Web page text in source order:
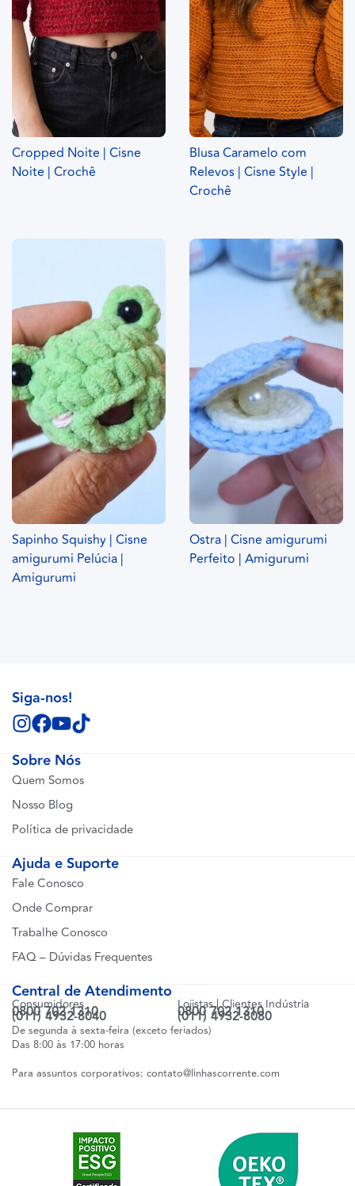
Cropped Noite | Cisne
Noite | Crochê
Blusa Caramelo com
Relevos | Cisne Style |
Crochê
Sapinho Squishy | Cisne
amigurumi Pelúcia |
Amigurumi
Ostra | Cisne amigurumi
Perfeito | Amigurumi
Sobre Nós
Quem Somos
Nosso Blog
Política de privacidade
Ajuda e Suporte
Fale Conosco
Onde Comprar
Trabalhe Conosco
FAQ – Dúvidas Frequentes
Central de Atendimento
Consumidores
0800 702 1310
(011) 4932-8040
Lojistas | Clientes Indústria
0800 702 1310
(011) 4932-8080
De segunda à sexta-feira (exceto feriados)
Das 8:00 às 17:00 horas
Para assuntos corporativos: contato@linhascorrente.com
Siga-nos!